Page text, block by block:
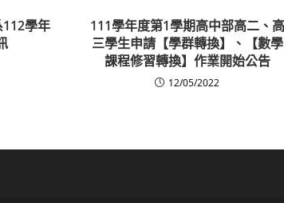
學年
111學年度第1學期高中部高二、高
三學生申請【學群轉換】、【數學
課程修習轉換】作業開始公告
12/05/2022